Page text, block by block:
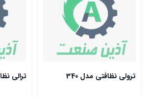
ترولی نظافتی مدل 340 ترالی